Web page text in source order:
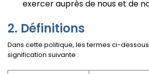
exercer auprès de nous et de
Définitions
Dans cette politique, les termes ci-
signification suivante :